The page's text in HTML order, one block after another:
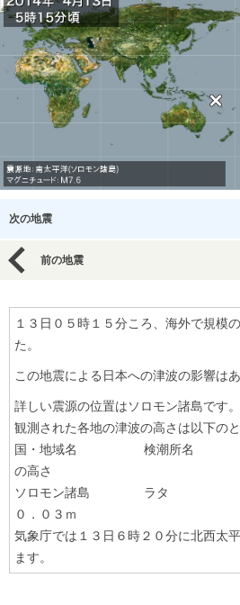
次の地震
前の地震
１３日０５時１５分ころ、海外で規模
た。
この地震による日本への津波の影響はあ
詳しい震源の位置はソロモン諸島です。
観測された各地の津波の高さは以下のと
国・地域名 検
の高さ
ソロモン諸
０．０３ｍ
気象庁では１３日６時２０分に北西太
ます。